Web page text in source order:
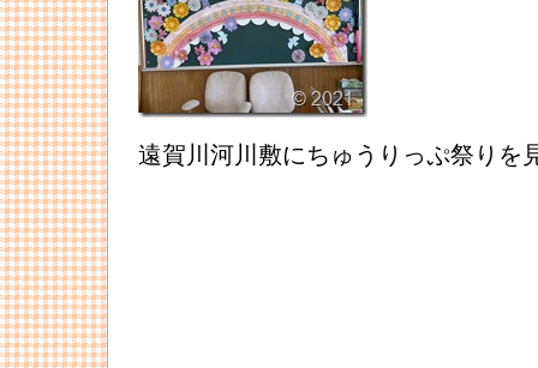
遠賀川河川敷にちゅうりっぷ祭りを